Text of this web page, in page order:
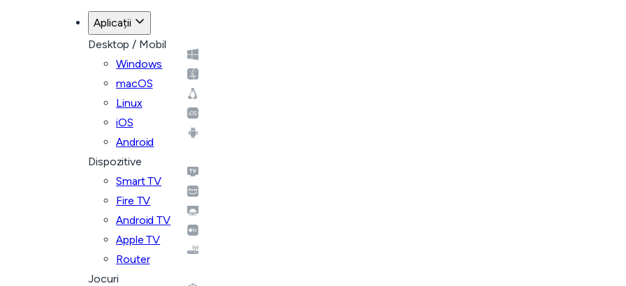
Aplicații
Desktop / Mobil
Windows
macOS
Linux
iOS
Android
Dispozitive
Smart TV
Fire TV
Android TV
Apple TV
Router
Jocuri